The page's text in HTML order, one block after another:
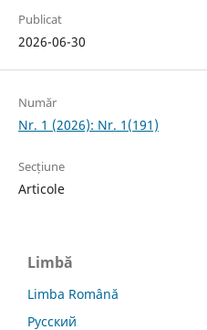
Publicat
2026-06-30
Număr
Nr. 1 (2026): Nr. 1(191)
Secțiune
Articole
Limbă
Limba Română
Русский